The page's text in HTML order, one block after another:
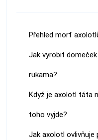
Přehled morf
Jak vyrobit
rukama?
Když je axolotl táta
toho vyjde?
Jak axolotl ovlivňuje